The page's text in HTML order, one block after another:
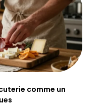
comme un